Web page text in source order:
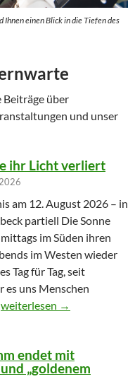
einen Blick in die Tiefen des
Beiträge über
und unser
ihr Licht verliert
am 12. August 2026 – in
partiell Die Sonne
im Süden ihren
im Westen wieder
Tag für Tag, seit
es uns Menschen
Wenn die Sonne ihr Licht
weiterlesen →
endet mit
„goldenem